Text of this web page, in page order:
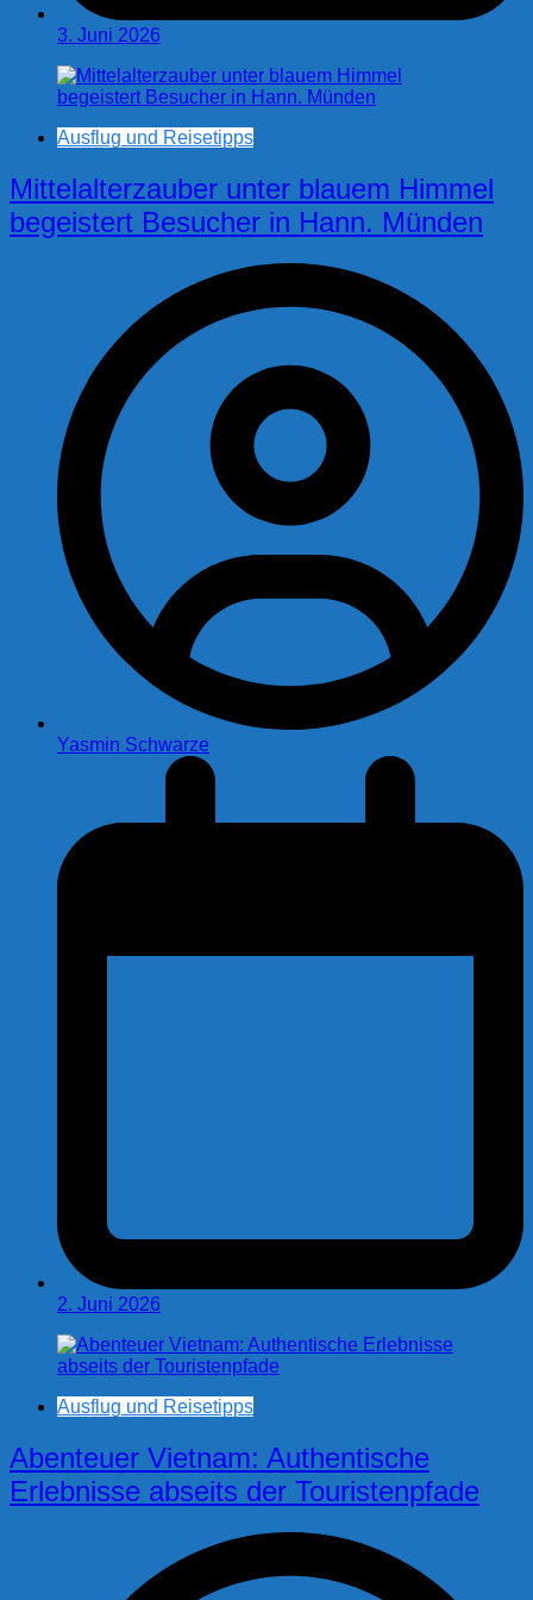
3. Juni 2026
Ausflug und Reisetipps
Mittelalterzauber unter blauem Himmel
begeistert Besucher in Hann. Münden
Yasmin Schwarze
2. Juni 2026
Ausflug und Reisetipps
Abenteuer Vietnam: Authentische
Erlebnisse abseits der Touristenpfade